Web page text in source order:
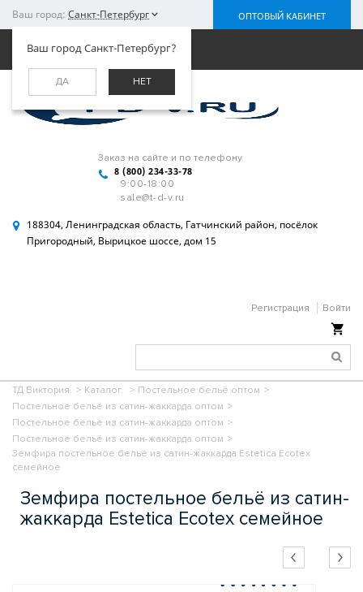
Ваш город: Санкт-Петербург
Ваш город Санкт-Петербург?
ДА НЕТ
ОПТОВЫЙ КАБИНЕТ
Заказ на сайте и по телефону
8 (800) 234-33-78
9:00-18:00
sale@t-d-v.ru
188304, Ленинградская область, Гатчинский район, посёлок
Пригородный, Вырицкое шоссе, дом 15
Регистрация Войти
Меню
ТД Виктория. > Каталог. > Постельное бельё оптом >
Постельное бельё из сатин-жаккарда оптом >
Постельное бельё из сатин-жаккарда оптом >
Постельное бельё из сатин-жаккарда оптом >
Земфира постельное бельё из сатин-жаккарда Estetica Ecotex
семейное
Земфира постельное бельё из сатин-
жаккарда Estetica Ecotex семейное